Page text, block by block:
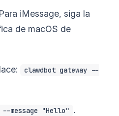
iMessage, siga la
de macOS de
clawdbot gateway --
message "Hello" .